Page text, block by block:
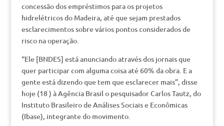
concessão dos empréstimos para os projetos
hidrelétricos do Madeira, até que sejam prestados
esclarecimentos sobre vários pontos considerados de
risco na operação.
“Ele [BNDES] está anunciando através dos jornais que
quer participar com alguma coisa até 60% da obra. E a
gente está dizendo que tem que esclarecer mais”, disse
hoje (18 ) à Agência Brasil o pesquisador Carlos Tautz, do
Instituto Brasileiro de Análises Sociais e Econômicas
(Ibase), integrante do movimento.